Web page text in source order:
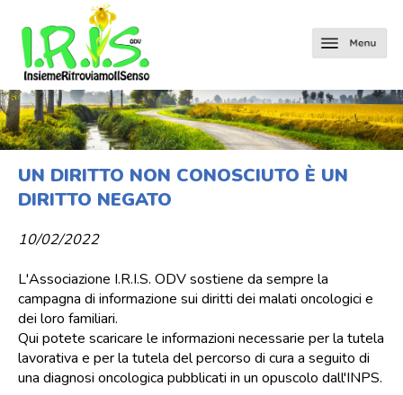
UN DIRITTO NON CONOSCIUTO È UN
DIRITTO NEGATO
10/02/2022
L'Associazione I.R.I.S. ODV sostiene da sempre la
campagna di informazione sui diritti dei malati oncologici e
dei loro familiari.
Qui potete scaricare le informazioni necessarie per la tutela
lavorativa e per la tutela del percorso di cura a seguito di
una diagnosi oncologica pubblicati in un opuscolo dall'INPS.